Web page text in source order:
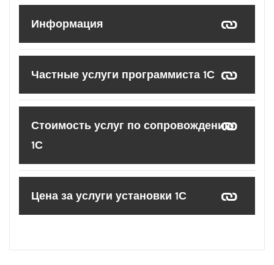
Информация
Частные услуги программиста 1С
Стоимость услуг по сопровождению
1С
Цена за услуги установки 1С